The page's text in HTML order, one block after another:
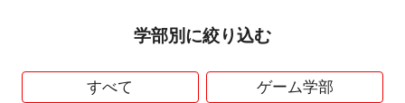
学部別に絞り込む
すべて ゲーム学部